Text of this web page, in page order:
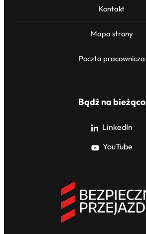
Kontakt
Mapa strony
Poczta pracownicza
Bądź na bieżąco
LinkedIn
YouTube